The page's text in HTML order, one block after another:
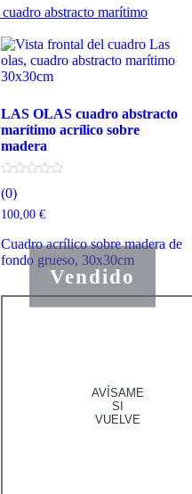
Vendido
LAS OLAS cuadro abstracto
marítimo acrílico sobre
madera
(0)
100,00 €
Cuadro acrílico sobre madera de
fondo grueso, 30x30cm
AVÍSAME
SI
VUELVE